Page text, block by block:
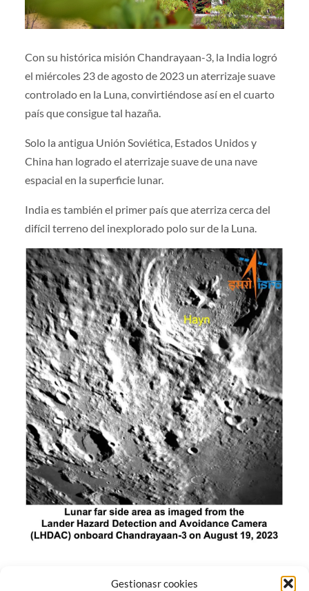
Gestionasr cookies
Con su histórica misión Chandrayaan-3, la India logró
el miércoles 23 de agosto de 2023 un aterrizaje suave
controlado en la Luna, convirtiéndose así en el cuarto
país que consigue tal hazaña.
Solo la antigua Unión Soviética, Estados Unidos y
China han logrado el aterrizaje suave de una nave
espacial en la superficie lunar.
India es también el primer país que aterriza cerca del
difícil terreno del inexplorado polo sur de la Luna.